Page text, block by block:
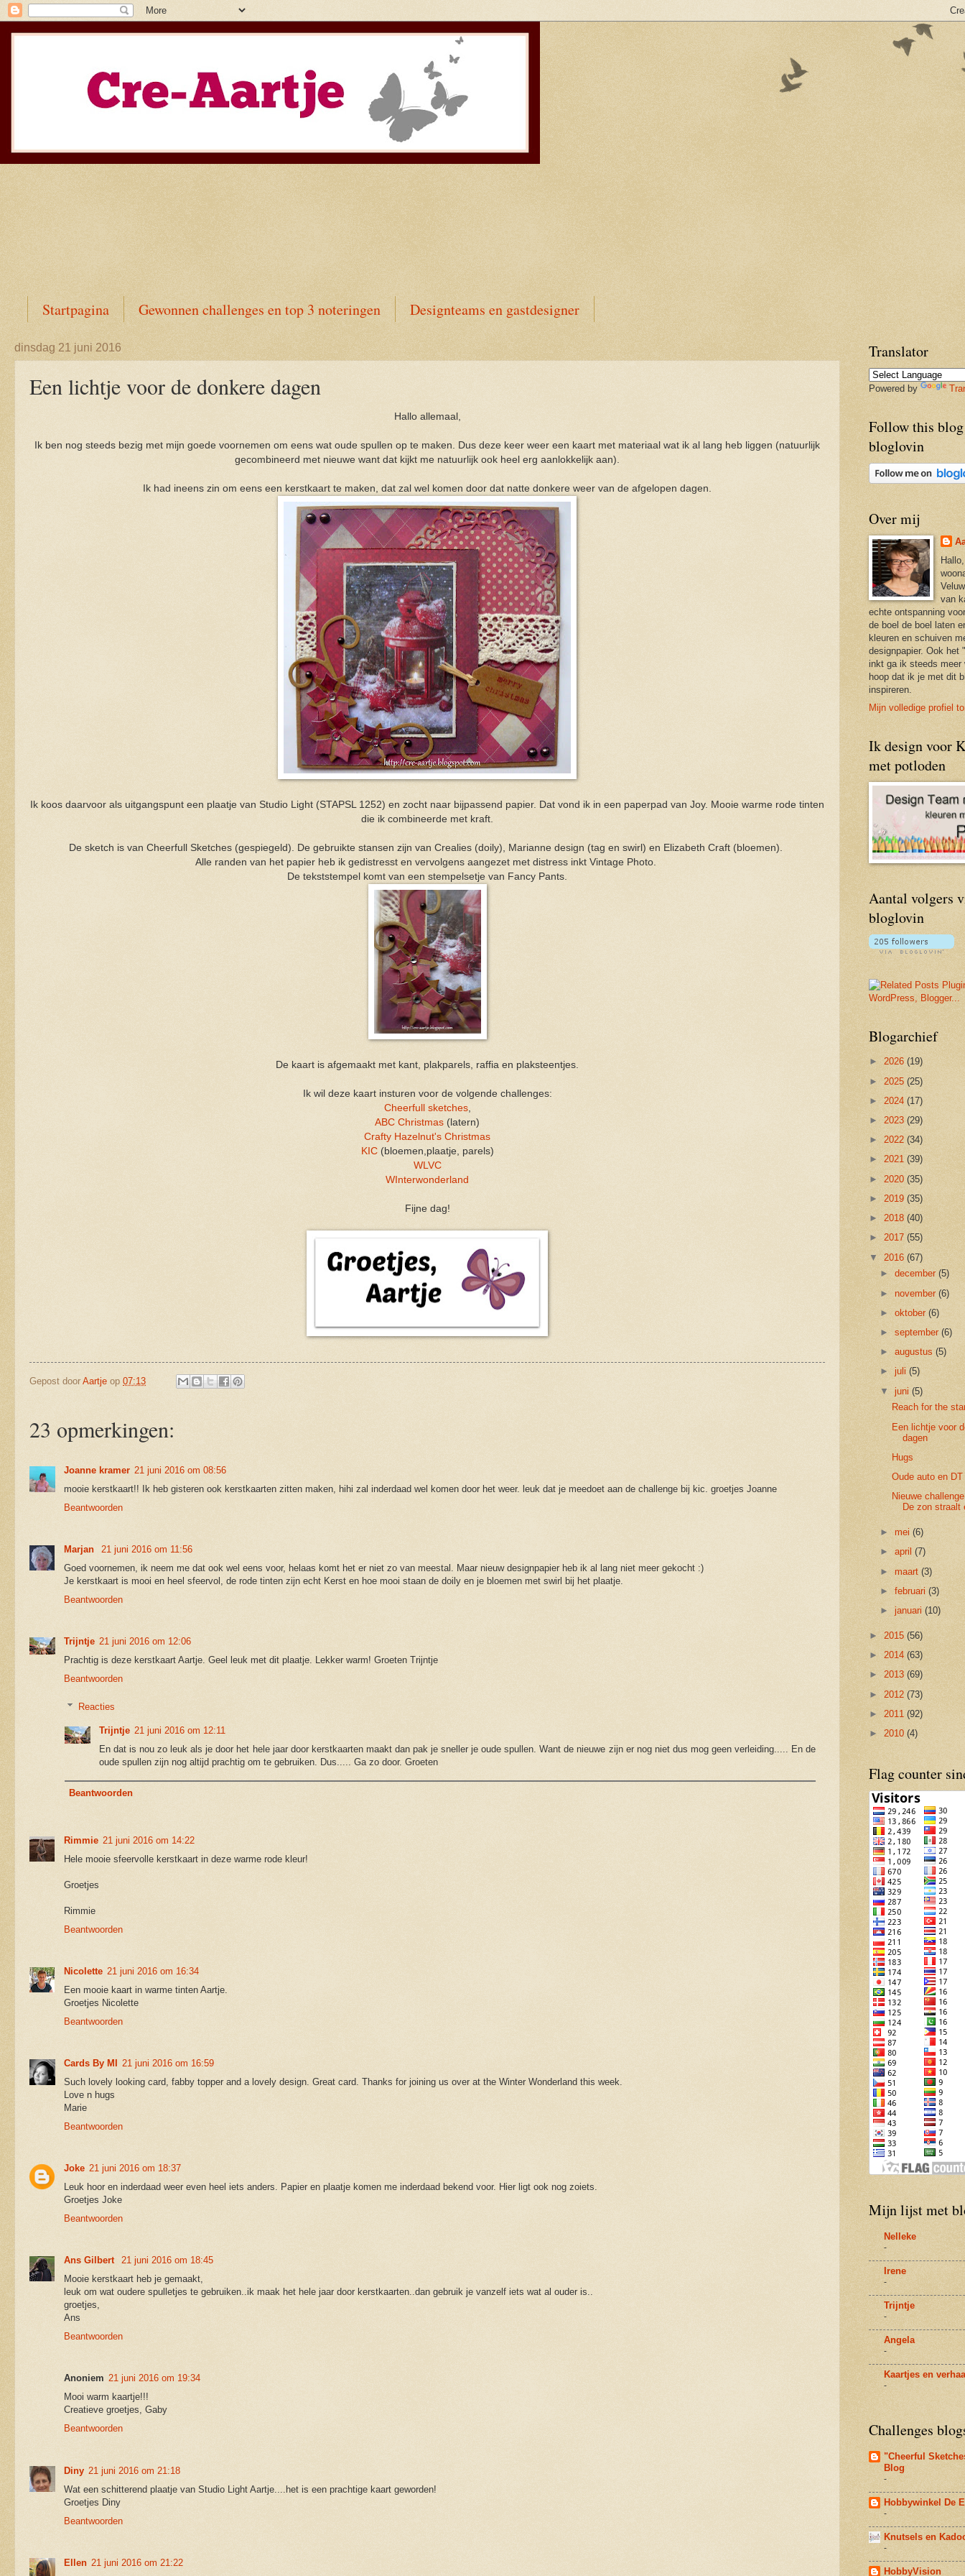
Startpagina Gewonnen challenges en top 3 noteringen Designteams en gastdesigner
dinsdag 21 juni 2016
Een lichtje voor de donkere dagen
Hallo allemaal,
Ik ben nog steeds bezig met mijn goede voornemen om eens wat oude spullen op te maken. Dus deze keer weer een kaart met materiaal wat ik al lang heb liggen (natuurlijk
gecombineerd met nieuwe want dat kijkt me natuurlijk ook heel erg aanlokkelijk aan).
Ik had ineens zin om eens een kerstkaart te maken, dat zal wel komen door dat natte donkere weer van de afgelopen dagen.
Ik koos daarvoor als uitgangspunt een plaatje van Studio Light (STAPSL 1252) en zocht naar bijpassend papier. Dat vond ik in een paperpad van Joy. Mooie warme rode tinten
die ik combineerde met kraft.
De sketch is van Cheerfull Sketches (gespiegeld). De gebruikte stansen zijn van Crealies (doily), Marianne design (tag en swirl) en Elizabeth Craft (bloemen).
Alle randen van het papier heb ik gedistresst en vervolgens aangezet met distress inkt Vintage Photo.
De tekststempel komt van een stempelsetje van Fancy Pants.
De kaart is afgemaakt met kant, plakparels, raffia en plaksteentjes.
Ik wil deze kaart insturen voor de volgende challenges:
Cheerfull sketches,
ABC Christmas (latern)
Crafty Hazelnut's Christmas
KIC(bloemen,plaatje, parels)
WLVC
WInterwonderland
Fijne dag!
Gepost doorAartje op 07:13
23 opmerkingen:
Joanne kramer 21 juni 2016 om 08:56
mooie kerstkaart!! Ik heb gisteren ook kerstkaarten zitten maken, hihi zal inderdaad wel komen door het weer. leuk dat je meedoet aan de challenge bij kic. groetjes Joanne
Beantwoorden
Marjan
21 juni 2016 om 11:56
Goed voornemen, ik neem me dat ook wel eens voor, helaas komt het er niet zo van meestal. Maar nieuw designpapier heb ik al lang niet meer gekocht :)
Je kerstkaart is mooi en heel sfeervol, de rode tinten zijn echt Kerst en hoe mooi staan de doily en je bloemen met swirl bij het plaatje.
Beantwoorden
Trijntje 21 juni 2016 om 12:06
Prachtig is deze kerstkaart Aartje. Geel leuk met dit plaatje. Lekker warm! Groeten Trijntje
Beantwoorden
Reacties
Trijntje 21 juni 2016 om 12:11
En dat is nou zo leuk als je door het hele jaar door kerstkaarten maakt dan pak je sneller je oude spullen. Want de nieuwe zijn er nog niet dus mog geen verleiding..... En de
oude spullen zijn nog altijd prachtig om te gebruiken. Dus..... Ga zo door. Groeten
Beantwoorden
Rimmie 21 juni 2016 om 14:22
Hele mooie sfeervolle kerstkaart in deze warme rode kleur!
Groetjes
Rimmie
Beantwoorden
Nicolette 21 juni 2016 om 16:34
Een mooie kaart in warme tinten Aartje.
Groetjes Nicolette
Beantwoorden
Cards By MI
21 juni 2016 om 16:59
Such lovely looking card, fabby topper and a lovely design. Great card. Thanks for joining us over at the Winter Wonderland this week.
Love n hugs
Marie
Beantwoorden
Joke 21 juni 2016 om 18:37
Leuk hoor en inderdaad weer even heel iets anders. Papier en plaatje komen me inderdaad bekend voor. Hier ligt ook nog zoiets.
Groetjes Joke
Beantwoorden
Ans Gilbert 21 juni 2016 om 18:45
Mooie kerstkaart heb je gemaakt,
leuk om wat oudere spulletjes te gebruiken..ik maak het hele jaar door kerstkaarten..dan gebruik je vanzelf iets wat al ouder is..
groetjes,
Ans
Beantwoorden
Anoniem 21 juni 2016 om 19:34
Mooi warm kaartje!!!
Creatieve groetjes, Gaby
Beantwoorden
Diny 21 juni 2016 om 21:18
Wat een schitterend plaatje van Studio Light Aartje....het is een prachtige kaart geworden!
Groetjes Diny
Beantwoorden
Ellen 21 juni 2016 om 21:22
Translator
Powered by
Follow this
bloglovin
Over mij
van
echte ontspanning
de boel de boel laten
kleuren en schuiven
designpapier. Ook het
inkt ga ik steeds meer
hoop dat ik je met dit
inspireren.
Mijn volledige profiel
Ik design voor
met potloden
Aantal volgers
bloglovin
Blogarchief
► 2026 (19)
► 2025 (25)
► 2024 (17)
► 2023 (29)
► 2022 (34)
► 2021 (39)
► 2020 (35)
► 2019 (35)
► 2018 (40)
► 2017 (55)
▼ 2016 (67)
►december(5)
►november(6)
►oktober(6)
►september(6)
►augustus(5)
►juli(5)
▼juni(5)
Reach for the
Een lichtje voor
dagen
Hugs
Oude auto en
Nieuwe
De zon straalt
►mei(6)
►april(7)
►maart(3)
►februari(3)
►januari(10)
► 2015 (56)
► 2014 (63)
► 2013 (69)
► 2012 (73)
► 2011 (92)
► 2010 (4)
Flag counter
Mijn lijst met
Nelleke
-
Irene
-
Trijntje
-
Angela
-
Kaartjes en
-
Challenges
"Cheerful
Blog
-
Hobbywinkel De
-
Knutsels en
-
HobbyVision